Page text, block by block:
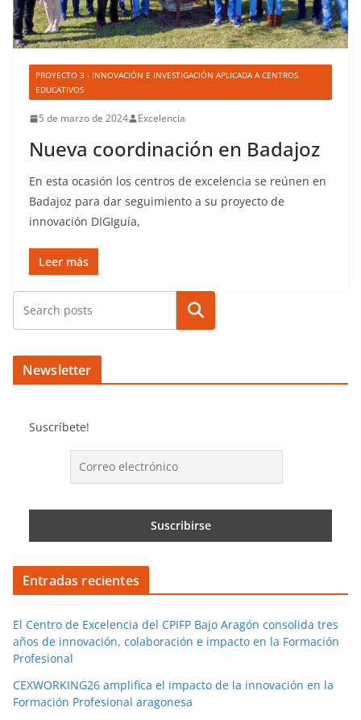
PROYECTO 3 - INNOVACIÓN E INVESTIGACIÓN APLICADA A CENTROS
EDUCATIVOS
5 de marzo de 2024 Excelencia
Nueva coordinación en Badajoz
En esta ocasión los centros de excelencia se reúnen en
Badajoz para dar seguimiento a su proyecto de
innovación DIGIguía,
Leer más
Buscar
Newsletter
Suscríbete!
Entradas recientes
El Centro de Excelencia del CPIFP Bajo Aragón consolida tres
años de innovación, colaboración e impacto en la Formación
Profesional
CEXWORKING26 amplifica el impacto de la innovación en la
Formación Profesional aragonesa